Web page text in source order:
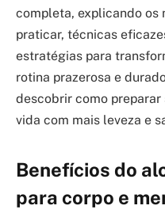
completa, explicando os
praticar, técnicas
estratégias para
rotina prazerosa e
descobrir como preparar
vida com mais leveza e
Benefícios do
para corpo e